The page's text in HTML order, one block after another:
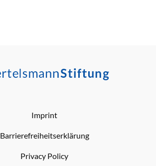
Imprint
Barrierefreiheitserklärung
Privacy Policy